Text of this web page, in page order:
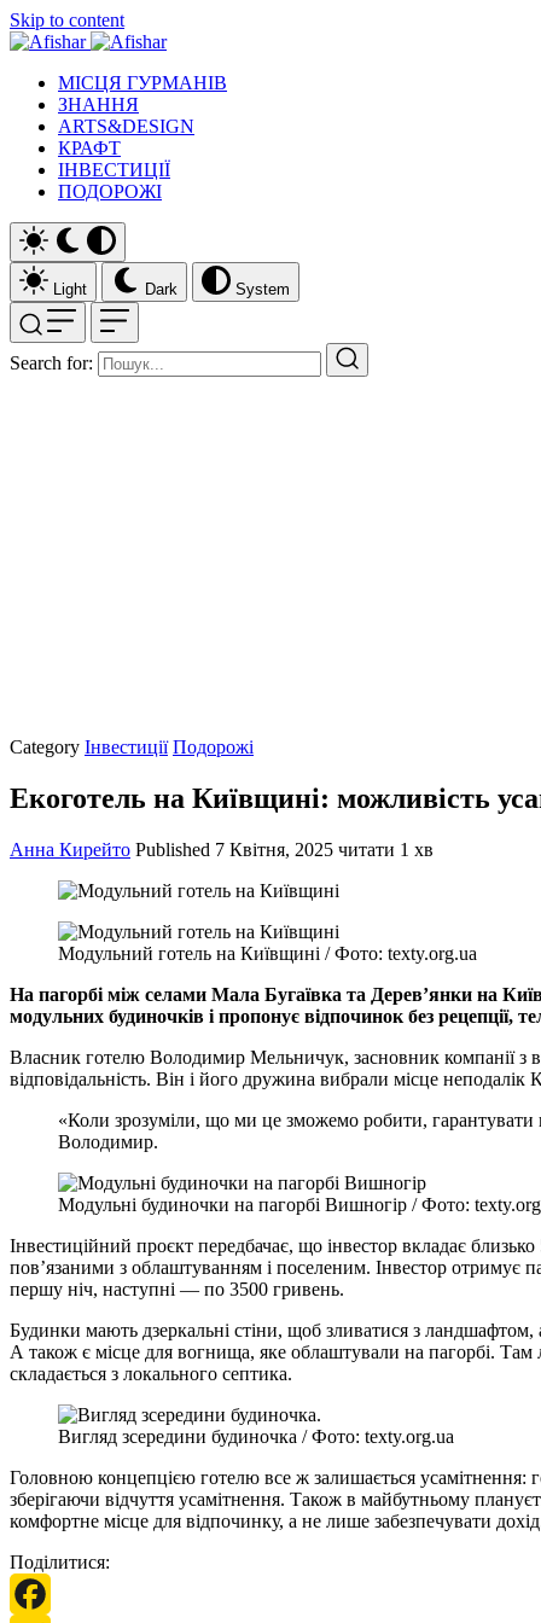
Skip to content
МІСЦЯ ГУРМАНІВ
ЗНАННЯ
ARTS&DESIGN
КРАФТ
ІНВЕСТИЦІЇ
ПОДОРОЖІ
Light Dark System
Search for:
Category Інвестиції Подорожі
Екоготель на Київщині: можливість
Анна Кирейто Published 7 Квітня, 2025 читати 1 хв
Модульний готель на Київщині / Фото: texty.org.ua
На пагорбі між селами Мала Бугаївка та Дерев’янки на
модульних будиночків і пропонує відпочинок без
Власник готелю Володимир Мельничук, засновник компанії з
відповідальність. Він і його дружина вибрали місце неподалік
«Коли зрозуміли, що ми це зможемо робити, гарантувати
Володимир.
Модульні будиночки на пагорбі Вишногір / Фото:
Інвестиційний проєкт передбачає, що інвестор вкладає
пов’язаними з облаштуванням і поселеним. Інвестор отримує
першу ніч, наступні — по 3500 гривень.
Будинки мають дзеркальні стіни, щоб зливатися з
А також є місце для вогнища, яке облаштували на пагорбі. Там
складається з локального септика.
Вигляд зсередини будиночка / Фото: texty.org.ua
Головною концепцією готелю все ж залишається усамітнення:
зберігаючи відчуття усамітнення. Також в майбутньому
комфортне місце для відпочинку, а не лише забезпечувати
Поділитися: